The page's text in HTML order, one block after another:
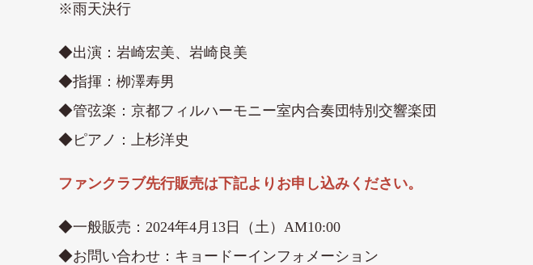
※雨天決行
◆出演：岩崎宏美、岩崎良美
◆指揮：栁澤寿男
◆管弦楽：京都フィルハーモニー室内合奏団特別交響楽団
◆ピアノ：上杉洋史
ファンクラブ先行販売は下記よりお申し込みください。
◆一般販売：2024年4月13日（土）AM10:00
◆お問い合わせ：キョードーインフォメーション